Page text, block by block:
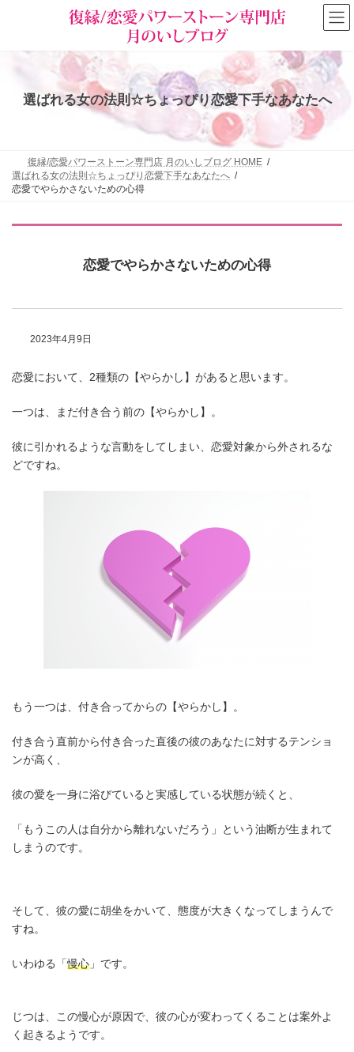
選ばれる女の法則☆ちょっぴり恋愛下手なあなたへ
復縁/恋愛パワーストーン専門店 月のいしブログ HOME
選ばれる女の法則☆ちょっぴり恋愛下手なあなたへ
恋愛でやらかさないための心得
恋愛でやらかさないための心得
2023年4月9日
恋愛において、2種類の【やらかし】があると思います。
一つは、まだ付き合う前の【やらかし】。
彼に引かれるような言動をしてしまい、恋愛対象から外されるな
どですね。
もう一つは、付き合ってからの【やらかし】。
付き合う直前から付き合った直後の彼のあなたに対するテンショ
ンが高く、
彼の愛を一身に浴びていると実感している状態が続くと、
「もうこの人は自分から離れないだろう」という油断が生まれて
しまうのです。
そして、彼の愛に胡坐をかいて、態度が大きくなってしまうんで
すね。
いわゆる「慢心 」です。
じつは、この慢心が原因で、彼の心が変わってくることは案外よ
く起きるようです。